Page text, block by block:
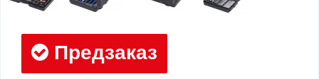
Предзаказ